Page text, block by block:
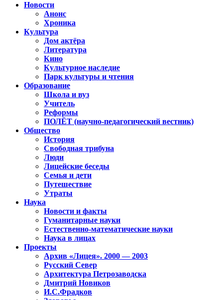
Новости
Анонс
Хроника
Культура
Дом актёра
Литература
Кино
Культурное наследие
Парк культуры и чтения
Образование
Школа и вуз
Учитель
Реформы
ПОЛЁТ (научно-педагогический вестник)
Общество
История
Свободная трибуна
Люди
Лицейские беседы
Семья и дети
Путешествие
Утраты
Наука
Новости и факты
Гуманитарные науки
Естественно-математические науки
Наука в лицах
Проекты
Архив «Лицея». 2000 — 2003
Русский Север
Архитектура Петрозаводска
Дмитрий Новиков
И.С.Фрадков